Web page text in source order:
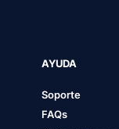
AYUDA
Soporte
FAQs